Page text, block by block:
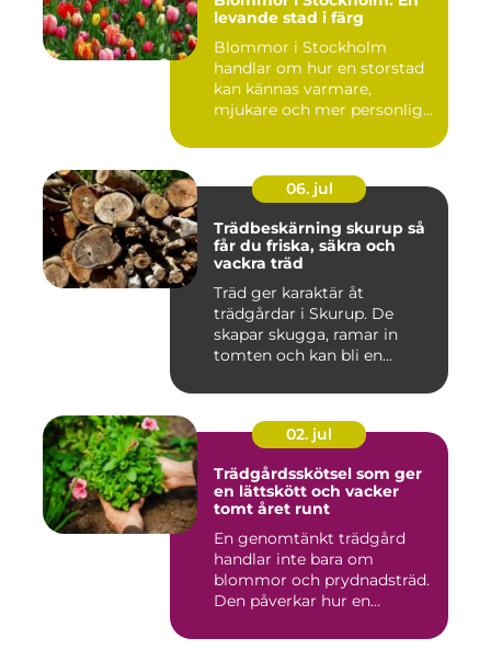
levande stad i färg
Blommor i Stockholm
handlar om hur en storstad
kan kännas varmare,
mjukare och mer personlig
06. jul
Trädbeskärning skurup så
får du friska, säkra och
vackra träd
Träd ger karaktär åt
trädgårdar i Skurup. De
skapar skugga, ramar in
tomten och kan bli en
02. jul
Trädgårdsskötsel som ger
en lättskött och vacker
tomt året runt
En genomtänkt trädgård
handlar inte bara om
blommor och prydnadsträd.
Den påverkar hur en